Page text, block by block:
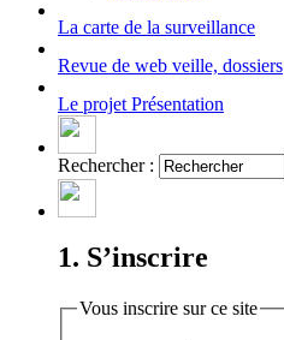
La carte de la surveillance
Revue de web veille, dossiers
Le projet Présentation
Rechercher :
1. S’inscrire
Vous inscrire sur ce site